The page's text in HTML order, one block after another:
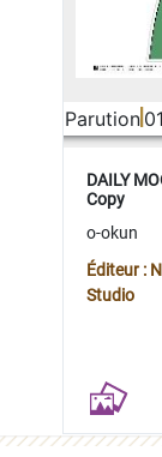
Parution
DAILY
Copy
o-okun
Éditeur :
Studio